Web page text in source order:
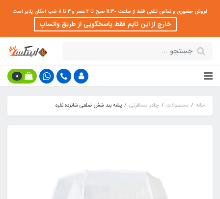
فروش حضوری و تماس تلفنی فقط از ساعت 11:30 صبح تا 2 عصر و 3 تا 8 شب امکان پذیر است
خارج از این تایم فقط پاسخگویی از طریق واتساپ
0
خانه محصولات چادر مسافرتی پشه بند شش ضلعی شانزده نفره